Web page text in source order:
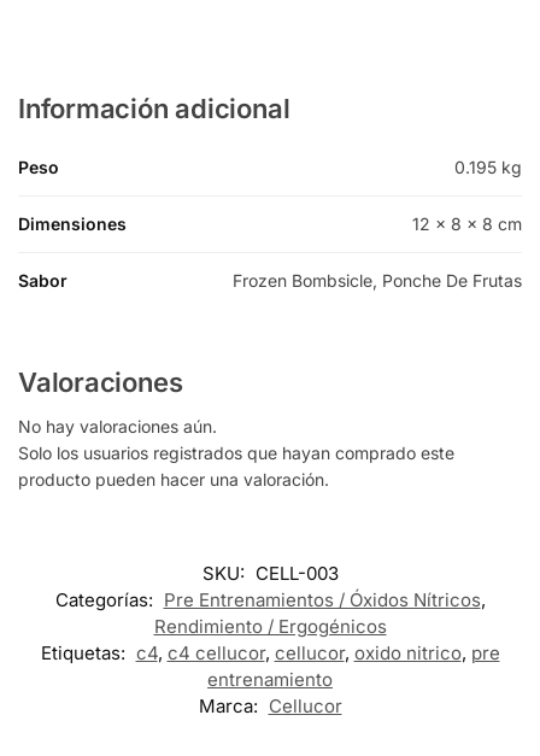
Información adicional
Peso 0.195 kg
Dimensiones 12 × 8 × 8 cm
Sabor Frozen Bombsicle, Ponche De Frutas
Valoraciones
No hay valoraciones aún.
Solo los usuarios registrados que hayan comprado este
producto pueden hacer una valoración.
SKU: CELL-003
Categorías: Pre Entrenamientos / Óxidos Nítricos,
Rendimiento / Ergogénicos
Etiquetas: c4, c4 cellucor, cellucor, oxido nitrico, pre
entrenamiento
Marca: Cellucor